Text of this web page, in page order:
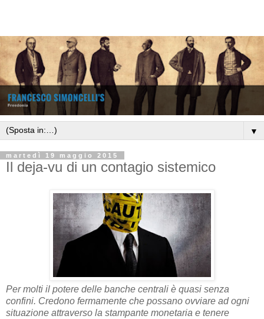
▼
martedì 19 maggio 2015
Il deja-vu di un contagio sistemico
Per molti il potere delle banche centrali è quasi senza
confini. Credono fermamente che possano ovviare ad ogni
situazione attraverso la stampante monetaria e tenere